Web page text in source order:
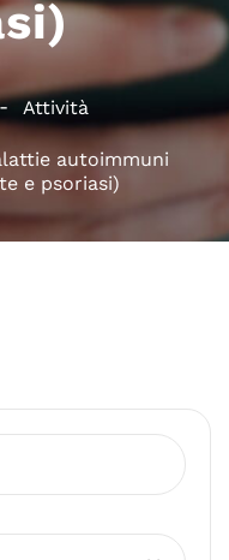
Attività
autoimmuni
e psoriasi)